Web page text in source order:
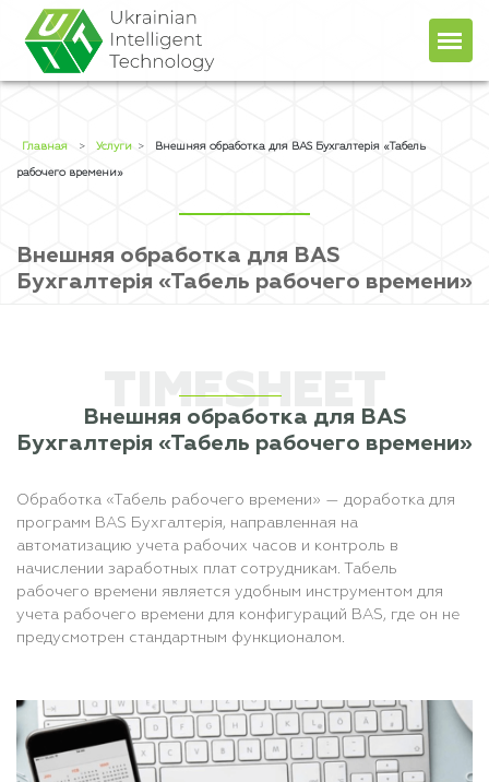
О компании
Продукты
Прайс
+38 (044) 451-78-49
+38 (067) 236-48-96
Главная > Услуги > Внешняя обработка для BAS Бухгалтерія «Табель
рабочего времени»
Внешняя обработка для BAS
Бухгалтерія «Табель рабочего времени»
TIMESHEET
Внешняя обработка для BAS
Бухгалтерія «Табель рабочего времени»
Обработка «Табель рабочего времени» — доработка для
программ BAS Бухгалтерія, направленная на
автоматизацию учета рабочих часов и контроль в
начислении заработных плат сотрудникам. Табель
рабочего времени является удобным инструментом для
учета рабочего времени для конфигураций BAS, где он не
предусмотрен стандартным функционалом.